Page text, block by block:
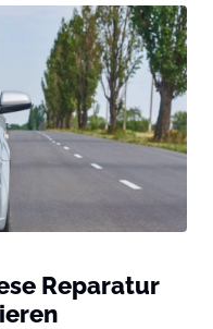
Reparatur